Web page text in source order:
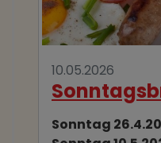
10.05.2026
Sonntag